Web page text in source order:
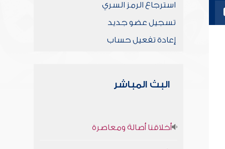
استرجاع الرمز السري
تسجيل عضو جديد
إعادة تفعيل حساب
البث المباشر
أخلاقنا أصالة ومعاصرة